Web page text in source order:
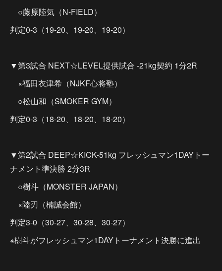
○藤原陸気（N-FIELD）
判定0-3（19-20、19-20、19-20）
▼第3試合 NEXT☆LEVEL提供試合 -21kg契約 1分2R
×福田衣津希（NJKF心将塾）
○松山和（SMOKER GYM）
判定0-3（18-20、18-20、18-20）
▼第2試合 DEEP☆KICK-51kg フレッシュマン1DAYトー
ナメント準決勝 2分3R
○樹斗（MONSTER JAPAN）
×陸刃（楠誠会館）
判定3-0（30-27、30-28、30-27）
※樹斗がフレッシュマン1DAYトーナメント決勝に進出